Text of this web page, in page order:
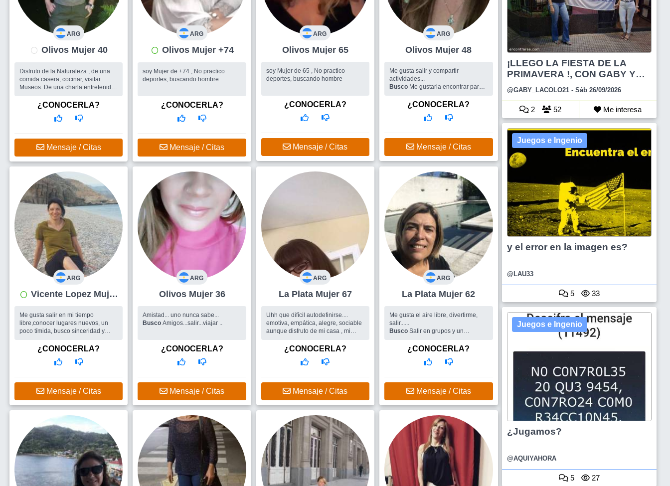
ARG
Olivos Mujer 40
Disfruto de la Naturaleza , de una
comida casera, cocinar, visitar
Museos. De una charla entretenida,
¿CONOCERLA?
Mensaje / Citas
ARG
Olivos Mujer +74
soy Mujer de +74 , No practico
deportes, buscando hombre
¿CONOCERLA?
Mensaje / Citas
ARG
Olivos Mujer 65
soy Mujer de 65 , No practico
deportes, buscando hombre
¿CONOCERLA?
Mensaje / Citas
ARG
Olivos Mujer 48
Me gusta salir y compartir
actividades...
Busco Me gustaria encontrar pareja
¿CONOCERLA?
Mensaje / Citas
ARG
Vicente Lopez Mujer
Me gusta salir en mi tiempo
libre,conocer lugares nuevos, un
poco tímida, busco sinceridad y
disfruto de la naturaleza y salidas
durante el día. Me gustaría que me
¿CONOCERLA?
Mensaje / Citas
ARG
Olivos Mujer 36
Amistad... uno nunca sabe...
BuscoAmigos...salir...viajar ..
¿CONOCERLA?
Mensaje / Citas
ARG
La Plata Mujer 67
Uhh que difícil autodefinirse....
emotiva, empática, alegre, sociable
aunque disfruto de mi casa , mi
quizás demasiada autocrítica) algo
perfeccionista, en busca d...
Todo lo que el sitio pueda
quizás porque no un buen
compañero de ruta
¿CONOCERLA?
Mensaje / Citas
ARG
La Plata Mujer 62
Me gusta el aire libre, divertirme,
salir......
BuscoSalir en grupos y un
¿CONOCERLA?
Mensaje / Citas
¡LLEGO LA FIESTA DE LA
PRIMAVERA !, CON GABY Y
AN
@GABY_LACOLO21- Sáb 26/09/2026
2 52 Me interesa
Juegos e Ingenio
y el error en la imagen es?
@LAU33
5 33
Juegos e Ingenio
¿Jugamos?
@AQUIYAHORA
5 27